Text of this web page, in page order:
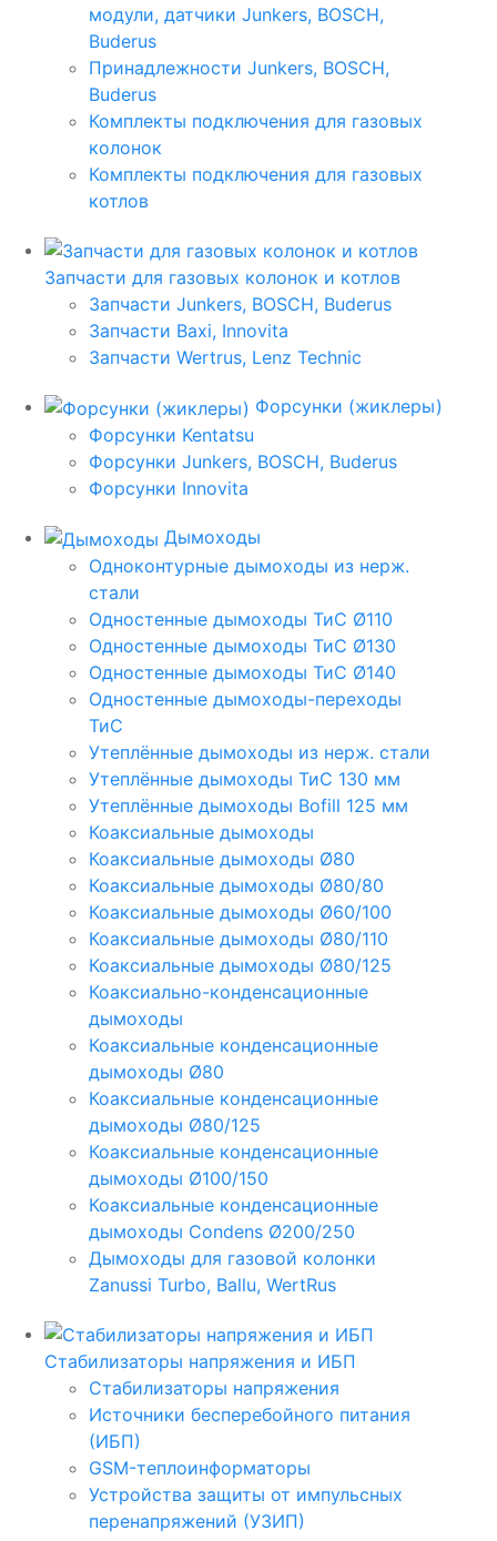
модули, датчики Junkers, BOSCH,
Buderus
Принадлежности Junkers, BOSCH,
Buderus
Комплекты подключения для газовых
колонок
Комплекты подключения для газовых
котлов
Запчасти для газовых колонок и котлов
Запчасти Junkers, BOSCH, Buderus
Запчасти Baxi, Innovita
Запчасти Wertrus, Lenz Technic
Форсунки (жиклеры)
Форсунки Kentatsu
Форсунки Junkers, BOSCH, Buderus
Форсунки Innovita
Дымоходы
Одноконтурные дымоходы из нерж.
стали
Одностенные дымоходы ТиС Ø110
Одностенные дымоходы ТиС Ø130
Одностенные дымоходы ТиС Ø140
Одностенные дымоходы-переходы
ТиС
Утеплённые дымоходы из нерж. стали
Утеплённые дымоходы ТиС 130 мм
Утеплённые дымоходы Bofill 125 мм
Коаксиальные дымоходы
Коаксиальные дымоходы Ø80
Коаксиальные дымоходы Ø80/80
Коаксиальные дымоходы Ø60/100
Коаксиальные дымоходы Ø80/110
Коаксиальные дымоходы Ø80/125
Коаксиально-конденсационные
дымоходы
Коаксиальные конденсационные
дымоходы Ø80
Коаксиальные конденсационные
дымоходы Ø80/125
Коаксиальные конденсационные
дымоходы Ø100/150
Коаксиальные конденсационные
дымоходы Condens Ø200/250
Дымоходы для газовой колонки
Zanussi Turbo, Ballu, WertRus
Стабилизаторы напряжения и ИБП
Стабилизаторы напряжения
Источники бесперебойного питания
(ИБП)
GSM-теплоинформаторы
Устройства защиты от импульсных
перенапряжений (УЗИП)